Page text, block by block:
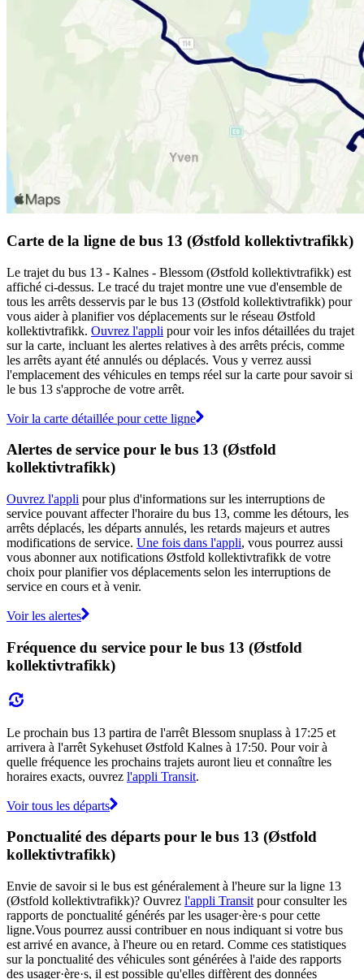
Carte de la ligne de bus 13 (Østfold kollektivtrafikk)
Le trajet du bus 13 - Kalnes - Blessom (Østfold kollektivtrafikk) est
affiché ci-dessus. Le tracé du trajet montre une vue d'ensemble de
tous les arrêts desservis par le bus 13 (Østfold kollektivtrafikk) pour
vous aider à planifier vos déplacements sur le réseau Østfold
kollektivtrafikk. Ouvrez l'appli pour voir les infos détaillées du trajet
sur la carte, incluant les alertes relatives à des arrêts précis, comme
les arrêts ayant été annulés ou déplacés. Vous y verrez aussi
l'emplacement des véhicules en temps réel sur la carte pour savoir si
le bus 13 s'approche de votre arrêt.
Voir la carte détaillée pour cette ligne
Alertes de service pour le bus 13 (Østfold
kollektivtrafikk)
Ouvrez l'appli pour plus d'informations sur les interruptions de
service pouvant affecter l'horaire du bus 13, comme les détours, les
arrêts déplacés, les départs annulés, les retards majeurs et autres
modifications de service. Une fois dans l'appli, vous pourrez aussi
vous abonner aux notifications Østfold kollektivtrafikk de votre
choix pour planifier vos déplacements selon les interruptions de
service en cours et à venir.
Voir les alertes
Fréquence du service pour le bus 13 (Østfold
kollektivtrafikk)
Le prochain bus 13 partira de l'arrêt Blessom snuplass à 17:25 et
arrivera à l'arrêt Sykehuset Østfold Kalnes à 17:50. Pour voir à
quelle fréquence les prochains trajets auront lieu et connaître les
horaires exacts, ouvrez l'appli Transit.
Voir tous les départs
Ponctualité des départs pour le bus 13 (Østfold
kollektivtrafikk)
Envie de savoir si le bus est généralement à l'heure sur la ligne 13
(Østfold kollektivtrafikk)? Ouvrez l'appli Transit pour consulter les
rapports de ponctualité générés par les usager·ère·s pour cette
ligne.Vous pourrez aussi contribuer en nous indiquant si votre bus
est arrivé en avance, à l'heure ou en retard. Comme ces statistiques
sur la ponctualité des véhicules sont générées à l'aide des rapports
des usager·ère·s, il est possible qu'elles diffèrent des données